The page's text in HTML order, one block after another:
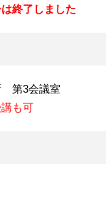
終了しました
第3会議室
も可